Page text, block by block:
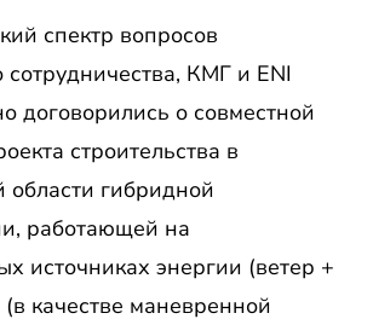
спектр вопросов
сотрудничества, КМГ и ENI
договорились о совместной
строительства в
области гибридной
работающей на
источниках энергии (ветер +
качестве маневренной